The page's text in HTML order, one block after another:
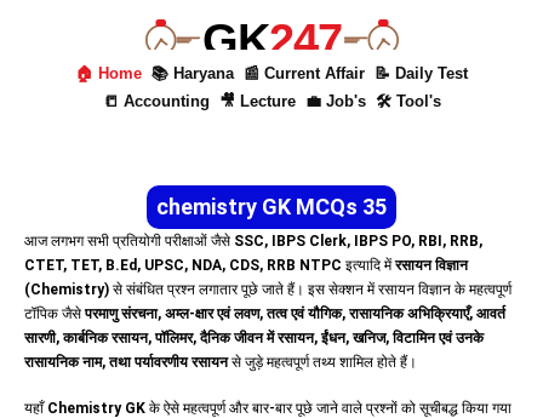
GK247
🏠 Home 📚 Haryana 📰 Current Affair
📝 Daily Test
📒 Accounting
🎥 Lecture 💼 Job's 🛠 Tool's
chemistry GK MCQs 35
आज लगभग सभी प्रतियोगी परीक्षाओं जैसे SSC, IBPS Clerk, IBPS PO, RBI, RRB,
CTET, TET, B.Ed, UPSC, NDA, CDS, RRB NTPC इत्यादि मेंरसायन विज्ञान
(Chemistry) से संबंधित प्रश्न लगातार पूछे जाते हैं। इस सेक्शन में रसायन विज्ञान के महत्वपूर्ण
टॉपिक जैसेपरमाणु संरचना, अम्ल-क्षार एवं लवण, तत्व एवं यौगिक, रासायनिक अभिक्रियाएँ, आवर्त
सारणी, कार्बनिक रसायन, पॉलिमर, दैनिक जीवन में रसायन, ईंधन, खनिज, विटामिन एवं उनके
रासायनिक नाम, तथा पर्यावरणीय रसायनसे जुड़े महत्वपूर्ण तथ्य शामिल होते हैं।
यहाँ Chemistry GK के ऐसे महत्वपूर्ण और बार-बार पूछे जाने वाले प्रश्नों को सूचीबद्ध किया गया